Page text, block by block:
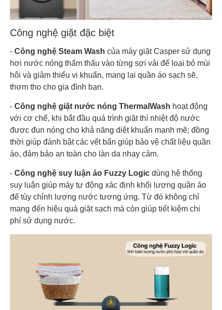
Công nghệ giặt đặc biệt
- Công nghệ Steam Wash của máy giặt Casper sử dụng
hơi nước nóng thẩm thấu vào từng sợi vải để loại bỏ mùi
hôi và giảm thiểu vi khuẩn, mang lại quần áo sạch sẽ,
thơm tho cho gia đình bạn.
- Công nghệ giặt nước nóng ThermalWash hoạt động
với cơ chế, khi bắt đầu quá trình giặt thì nhiệt độ nước
được đun nóng cho khả năng diệt khuẩn mạnh mẽ; đồng
thời giúp đánh bật các vết bẩn giúp bảo vệ chất liệu quần
áo, đảm bảo an toàn cho làn da nhạy cảm.
- Công nghệ suy luận ảo Fuzzy Logic dùng hệ thống
suy luận giúp máy tự động xác định khối lượng quần áo
để tùy chỉnh lượng nước tương ứng. Từ đó không chỉ
mang đến hiệu quả giặt sạch mà còn giúp tiết kiệm chi
phí sử dụng nước.